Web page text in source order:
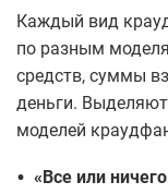
Каждый вид
по разным
средств, суммы
деньги.
моделей
• «Все или